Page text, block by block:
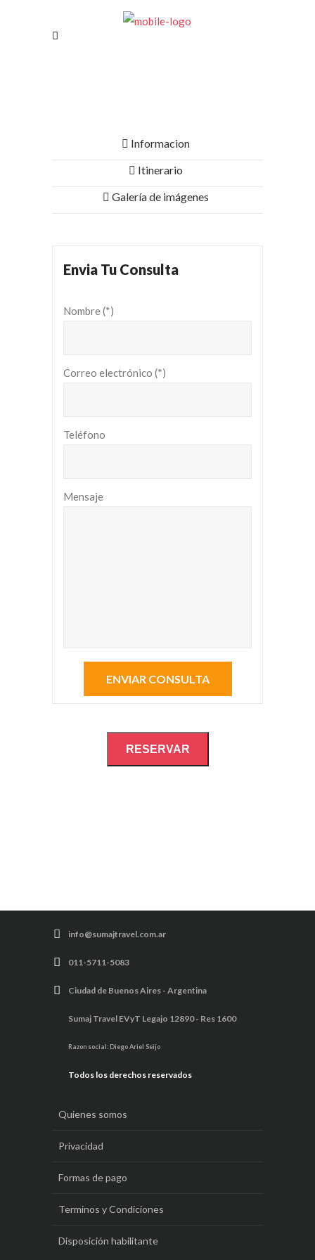
Informacion
Itinerario
Galería de imágenes
Envia Tu Consulta
Nombre (*)
Correo electrónico (*)
Teléfono
Mensaje
RESERVAR
info@sumajtravel.com.ar
011-5711-5083
Ciudad de Buenos Aires - Argentina
Sumaj Travel EVyT Legajo 12890 - Res 1600
Razon social: Diego Ariel Seijo
Todos los derechos reservados
Quienes somos
Privacidad
Formas de pago
Terminos y Condiciones
Disposición habilitante